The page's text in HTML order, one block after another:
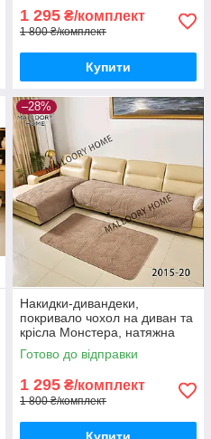
1 295 ₴/комплект
1 800 ₴/комплект
Купити
–28%
Накидки-дивандеки,
покривало чохол на диван та
крісла Монстера, натяжна
накидка універсальна на 3
полотна. Капучіно
Готово до відправки
1 295 ₴/комплект
1 800 ₴/комплект